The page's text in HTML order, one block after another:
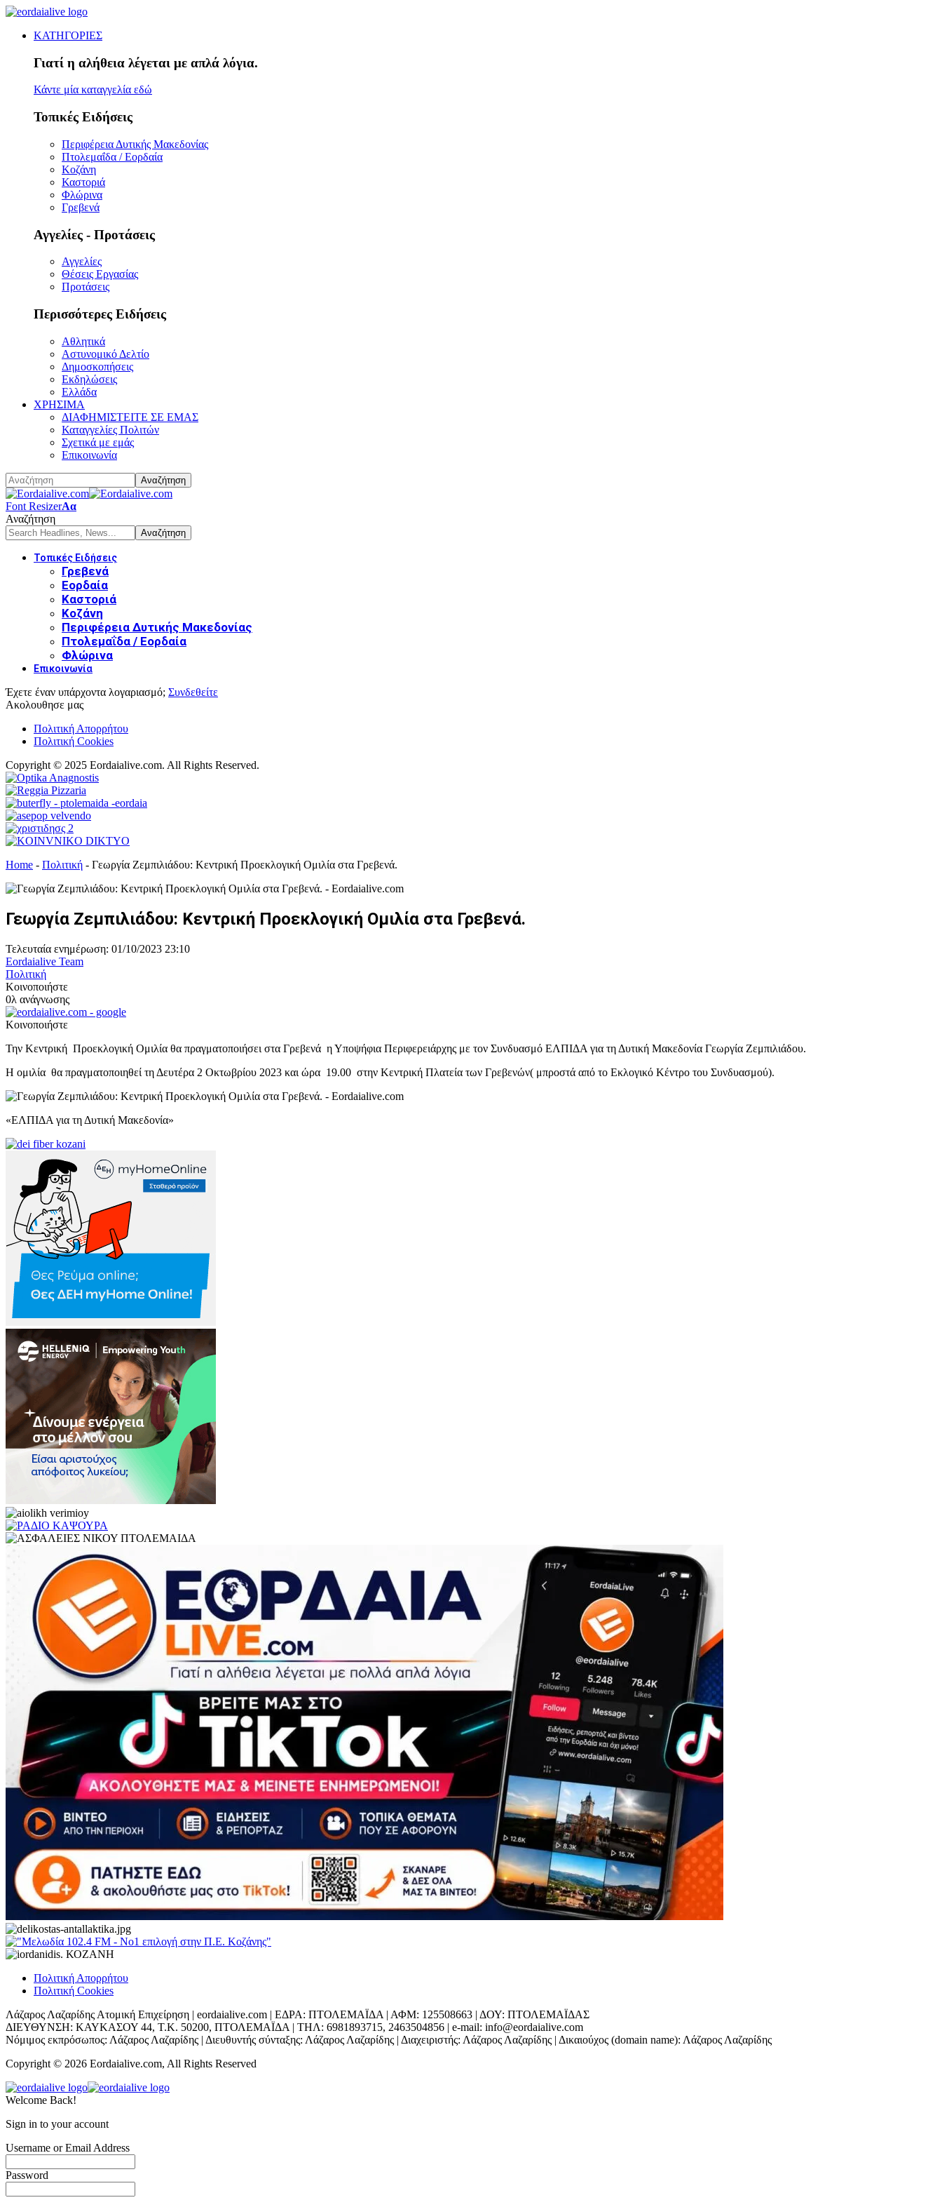
ΚΑΤΗΓΟΡΙΕΣ
Γιατί η αλήθεια λέγεται με απλά λόγια.
Κάντε μία καταγγελία εδώ
Τοπικές Ειδήσεις
Περιφέρεια Δυτικής Μακεδονίας
Πτολεμαΐδα / Εορδαία
Κοζάνη
Καστοριά
Φλώρινα
Γρεβενά
Αγγελίες - Προτάσεις
Αγγελίες
Θέσεις Εργασίας
Προτάσεις
Περισσότερες Ειδήσεις
Αθλητικά
Αστυνομικό Δελτίο
Δημοσκοπήσεις
Εκδηλώσεις
Ελλάδα
ΧΡΗΣΙΜΑ
ΔΙΑΦΗΜΙΣΤΕΙΤΕ ΣΕ ΕΜΑΣ
Καταγγελίες Πολιτών
Σχετικά με εμάς
Επικοινωνία
Font ResizerΑα
Αναζήτηση
Τοπικές Ειδήσεις
Γρεβενά
Εορδαία
Καστοριά
Κοζάνη
Περιφέρεια Δυτικής Μακεδονίας
Πτολεμαΐδα / Εορδαία
Φλώρινα
Επικοινωνία
Έχετε έναν υπάρχοντα λογαριασμό; Συνδεθείτε
Ακολουθησε μας
Πολιτική Απορρήτου
Πολιτική Cookies
Copyright © 2025 Eordaialive.com. All Rights Reserved.
Home - Πολιτική - Γεωργία Ζεμπιλιάδου: Κεντρική Προεκλογική Ομιλία στα Γρεβενά.
Γεωργία Ζεμπιλιάδου: Κεντρική Προεκλογική Ομιλία στα Γρεβενά.
Τελευταία ενημέρωση: 01/10/2023 23:10
Eordaialive Team
Πολιτική
Κοινοποιήστε
0λ ανάγνωσης
Κοινοποιήστε
Την Κεντρική Προεκλογική Ομιλία θα πραγματοποιήσει στα Γρεβενά η Υποψήφια Περιφερειάρχης με τον Συνδυασμό ΕΛΠΙΔΑ για τη Δυτική Μακεδονία Γεωργία Ζεμπιλιάδου.
Η ομιλία θα πραγματοποιηθεί τη Δευτέρα 2 Οκτωβρίου 2023 και ώρα 19.00 στην Κεντρική Πλατεία των Γρεβενών( μπροστά από το Εκλογικό Κέντρο του Συνδυασμού).
«ΕΛΠΙΔΑ για τη Δυτική Μακεδονία»
Πολιτική Απορρήτου
Πολιτική Cookies
Λάζαρος Λαζαρίδης Ατομική Επιχείρηση | eordaialive.com | ΕΔΡΑ: ΠΤΟΛΕΜΑΪΔΑ | ΑΦΜ: 125508663 | ΔΟΥ: ΠΤΟΛΕΜΑΪΔΑΣ
ΔΙΕΥΘΥΝΣΗ: ΚΑΥΚΑΣΟΥ 44, Τ.Κ. 50200, ΠΤΟΛΕΜΑΪΔΑ | ΤΗΛ: 6981893715, 2463504856 | e-mail: info@eordaialive.com
Νόμιμος εκπρόσωπος: Λάζαρος Λαζαρίδης | Διευθυντής σύνταξης: Λάζαρος Λαζαρίδης | Διαχειριστής: Λάζαρος Λαζαρίδης | Δικαιούχος (domain name): Λάζαρος Λαζαρίδης
Copyright © 2026 Eordaialive.com, All Rights Reserved
Welcome Back!
Sign in to your account
Username or Email Address
Password